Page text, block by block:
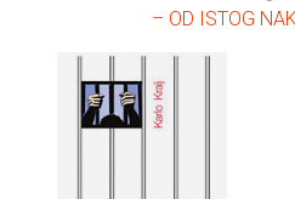
– OD ISTOG